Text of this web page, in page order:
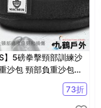
】5磅拳擊頸部訓練沙
沙包 頸部負重沙包
包MMA頸部負重頭部
73折